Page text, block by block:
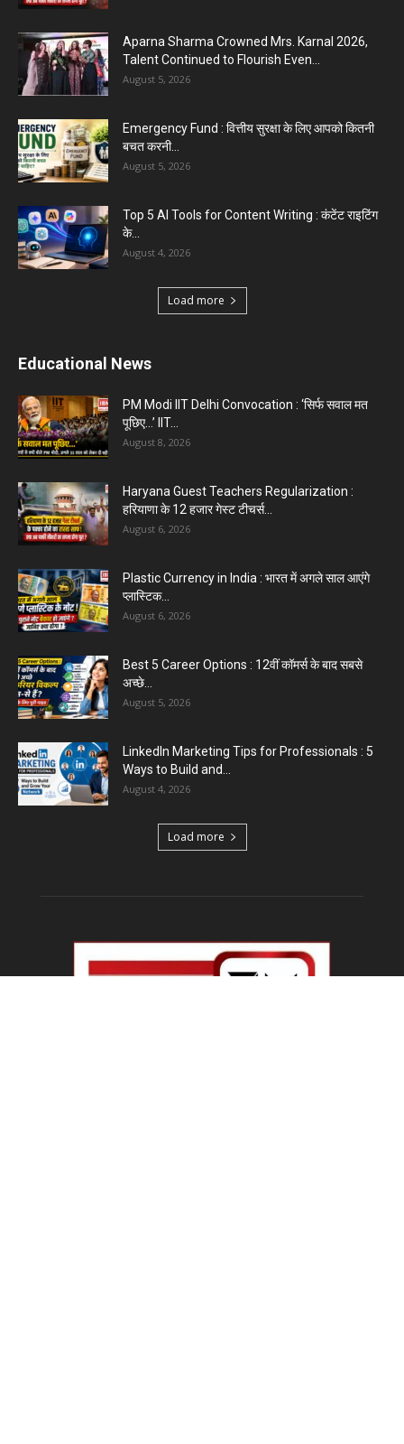
Aparna Sharma Crowned Mrs. Karnal 2026,
Talent Continued to Flourish Even...
August 5, 2026
Emergency Fund : वित्तीय सुरक्षा के लिए आपको कितनी
बचत करनी...
August 5, 2026
Top 5 AI Tools for Content Writing : कंटेंट राइटिंग
के...
August 4, 2026
Load more
Educational News
PM Modi IIT Delhi Convocation : ‘सिर्फ सवाल मत
पूछिए…’ IIT...
August 8, 2026
Haryana Guest Teachers Regularization :
हरियाणा के 12 हजार गेस्ट टीचर्स...
August 6, 2026
Plastic Currency in India : भारत में अगले साल आएंगे
प्लास्टिक...
August 6, 2026
Best 5 Career Options : 12वीं कॉमर्स के बाद सबसे
अच्छे...
August 5, 2026
LinkedIn Marketing Tips for Professionals : 5
Ways to Build and...
August 4, 2026
Load more